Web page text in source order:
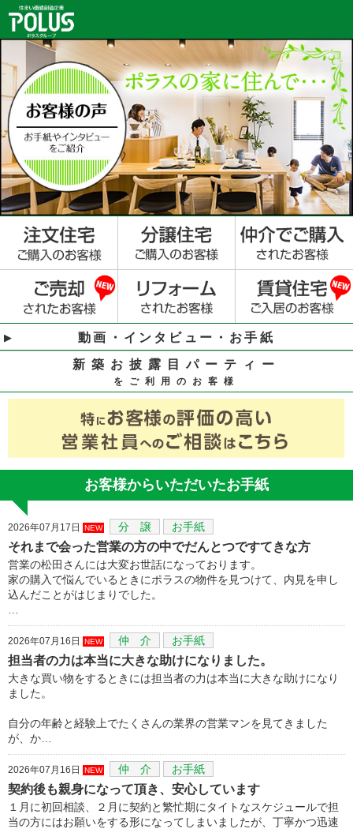
動画・インタビュー・お手紙
新築お披露目パーティー
をご利用のお客様
お客様からいただいたお手紙
2026年07月17日 NEW 分 譲 お手紙
それまで会った営業の方の中でだんとつですてきな方
営業の松田さんには大変お世話になっております。
家の購入で悩んでいるときにポラスの物件を見つけて、内見を申し
込んだことがはじまりでした。
2026年07月16日 NEW 仲 介 お手紙
担当者の力は本当に大きな助けになりました。
大きな買い物をするときには担当者の力は本当に大きな助けになり
ました。
自分の年齢と経験上でたくさんの業界の営業マンを見てきました
が、か…
2026年07月16日 NEW 仲 介 お手紙
契約後も親身になって頂き、安心しています
１月に初回相談、２月に契約と繁忙期にタイトなスケジュールで担
当の方にはお願いをする形になってしまいましたが、丁寧かつ迅速